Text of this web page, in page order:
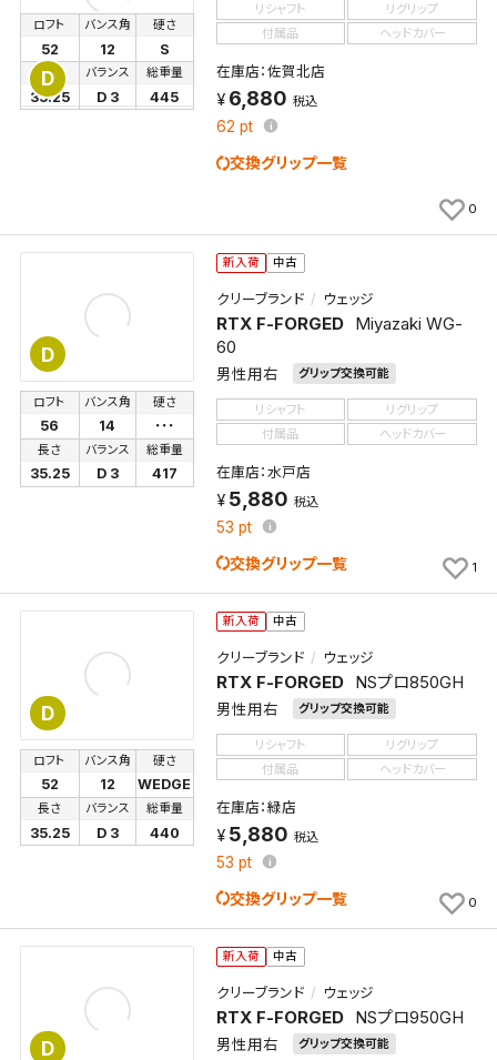
D
ロフト
52
バンス角
12
硬さ
S
長さ
35.25
バランス
D 3
総重量
445
リシャフト
リグリップ
付属品
ヘッドカバー
在庫店：佐賀北店
6,880 税込
62 pt
交換グリップ一覧
0
D
新入荷 中古
クリーブランド ウェッジ
RTX F-FORGED
Miyazaki WG-
60
男性用右 グリップ交換可能
ロフト
56
バンス角
14
硬さ
･･･
長さ
35.25
バランス
D 3
総重量
417
リシャフト
リグリップ
付属品
ヘッドカバー
在庫店：水戸店
5,880 税込
53 pt
交換グリップ一覧 1
D
新入荷 中古
クリーブランド ウェッジ
RTX F-FORGED NSプロ850GH
男性用右 グリップ交換可能
ロフト
52
バンス角
12
硬さ
WEDGE
長さ
35.25
バランス
D 3
総重量
440
リシャフト
リグリップ
付属品
ヘッドカバー
在庫店：緑店
5,880 税込
53 pt
交換グリップ一覧 0
D
新入荷 中古
クリーブランド ウェッジ
RTX F-FORGED NSプロ950GH
男性用右 グリップ交換可能
キャンセル